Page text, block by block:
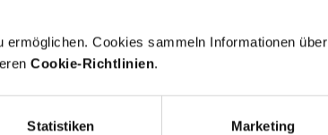
Cookies sammeln Informationen über
Cookie-Richtlinien.
Statistiken Marketing
LiftWC